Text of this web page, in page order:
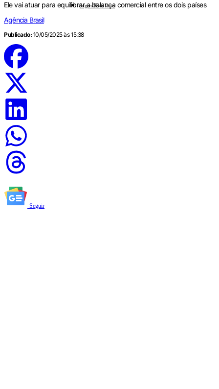
Jogos Escolares
Ele vai atuar para equilibrar a balança comercial entre os dois países
Agência Brasil
Publicado: 10/05/2025 às 15:38
Seguir